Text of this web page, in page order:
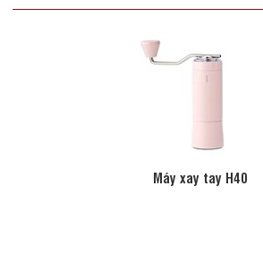
Máy xay tay H40